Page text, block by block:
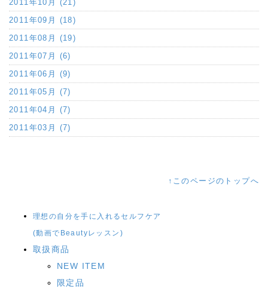
2011年10月 (21)
2011年09月 (18)
2011年08月 (19)
2011年07月 (6)
2011年06月 (9)
2011年05月 (7)
2011年04月 (7)
2011年03月 (7)
↑このページのトップへ
理想の自分を手に入れるセルフケア
(動画でBeautyレッスン)
取扱商品
NEW ITEM
限定品